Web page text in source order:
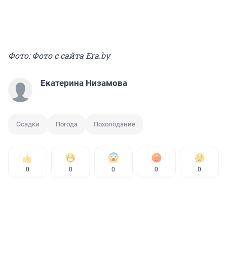
Фото: Фото с сайта Еra.by
Екатерина Низамова
Осадки Погода Похолодание
0 0 0 0 0